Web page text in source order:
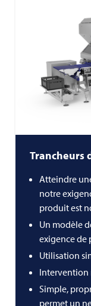
Trancheurs
Atteindre
notre
produit est
Un modèle
exigence de
Utilisation
Intervention
Simple,
permet un